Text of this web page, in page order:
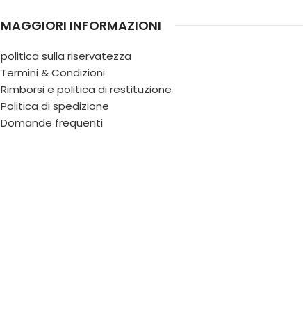
MAGGIORI INFORMAZIONI
politica sulla riservatezza
Termini & Condizioni
Rimborsi e politica di restituzione
Politica di spedizione
Domande frequenti